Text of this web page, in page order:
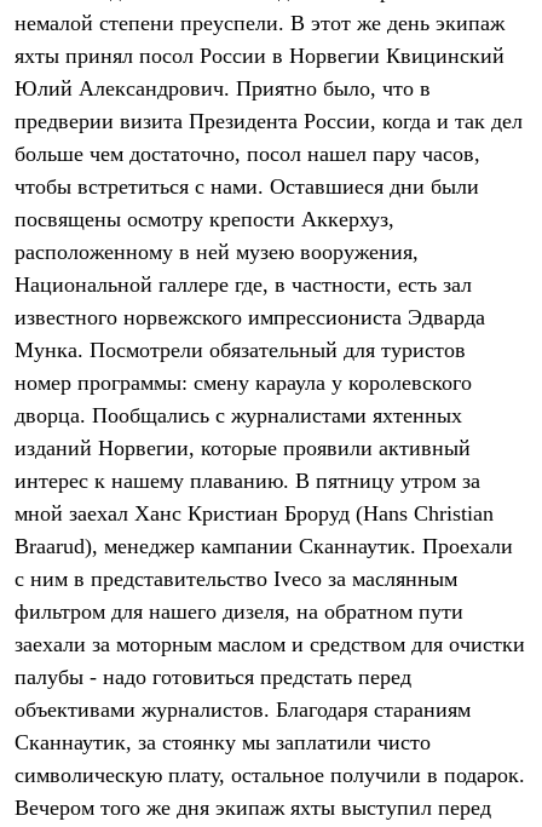
Производство
Баск в вашем городе
Контроль качества
Технологии
Команда Баск
Сотрудничество
Дилерам
Стать дилером
Корпоративным клиентам
Услуги
Где купить
немалой степени преуспели. В этот же день экипаж
яхты принял посол России в Норвегии Квицинский
Юлий Александрович. Приятно было, что в
предверии визита Президента России, когда и так дел
больше чем достаточно, посол нашел пару часов,
чтобы встретиться с нами. Оставшиеся дни были
посвящены осмотру крепости Аккерхуз,
расположенному в ней музею вооружения,
Национальной галлере где, в частности, есть зал
известного норвежского импрессиониста Эдварда
Мунка. Посмотрели обязательный для туристов
номер программы: смену караула у королевского
дворца. Пообщались с журналистами яхтенных
изданий Норвегии, которые проявили активный
интерес к нашему плаванию. В пятницу утром за
мной заехал Ханс Кристиан Броруд (Hans Christian
Braarud), менеджер кампании Сканнаутик. Проехали
с ним в представительство Iveco за маслянным
фильтром для нашего дизеля, на обратном пути
заехали за моторным маслом и средством для очистки
палубы - надо готовиться предстать перед
объективами журналистов. Благодаря стараниям
Сканнаутик, за стоянку мы заплатили чисто
символическую плату, остальное получили в подарок.
Вечером того же дня экипаж яхты выступил перед